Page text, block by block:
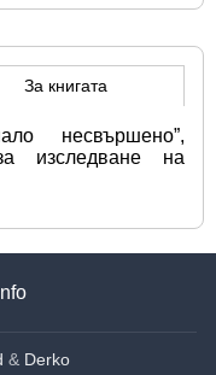
За книгата
несвършено”,
изследване на
& Derko